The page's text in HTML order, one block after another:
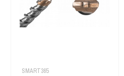
SMART365